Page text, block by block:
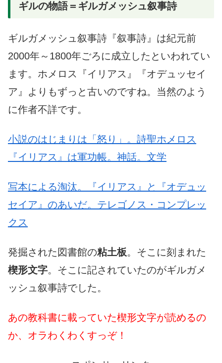
ギルの物語＝ギルガメッシュ叙事詩
ギルガメッシュ叙事詩『叙事詩』は紀元前
2000年～1800年ごろに成立したといわれてい
ます。ホメロス『イリアス』『オデュッセイ
ア』よりもずっと古いのですね。当然のよう
に作者不詳です。
小説のはじまりは「怒り」。詩聖ホメロス
『イリアス』は軍功帳。神話。文学
写本による淘汰。『イリアス』と『オデュッ
セイア』のあいだ。テレゴノス・コンプレッ
クス
発掘された図書館の粘土板。そこに刻まれた
楔形文字。そこに記されていたのがギルガメ
ッシュ叙事詩でした。
あの教科書に載っていた楔形文字が読めるの
か、オラわくわくすっぞ！